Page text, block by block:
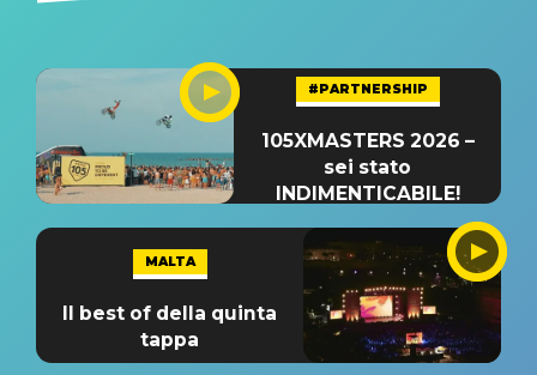
#PARTNERSHIP
105XMASTERS 2026 –
sei stato
INDIMENTICABILE!
MALTA
Il best of della quinta
tappa